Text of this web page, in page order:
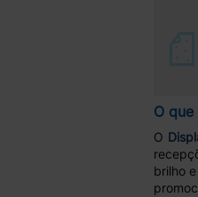
O
O
brilho